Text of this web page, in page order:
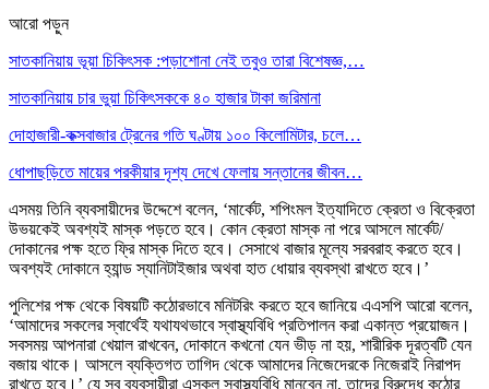
আরো পড়ুন
সাতকানিয়ায় ভূয়া চিকিৎসক :পড়াশোনা নেই তবুও তারা বিশেষজ্ঞ,…
সাতকানিয়ায় চার ভুয়া চিকিৎসককে ৪০ হাজার টাকা জরিমানা
দোহাজারী-কক্সবাজার ট্রেনের গতি ঘণ্টায় ১০০ কিলোমিটার, চলে…
ধোপাছড়িতে মায়ের পরকীয়ার দৃশ্য দেখে ফেলায় সন্তানের জীবন…
এসময় তিনি ব্যবসায়ীদের উদ্দেশে বলেন, ‘মার্কেট, শপিংমল ইত্যাদিতে ক্রেতা ও বিক্রেতা
উভয়কেই অবশ্যই মাস্ক পড়তে হবে। কোন ক্রেতা মাস্ক না পরে আসলে মার্কেট/
দোকানের পক্ষ হতে ফ্রি মাস্ক দিতে হবে। সেসাথে বাজার মূল্যে সরবরাহ করতে হবে।
অবশ্যই দোকানে হ্যান্ড স্যানিটাইজার অথবা হাত ধোয়ার ব্যবস্থা রাখতে হবে।’
পুলিশের পক্ষ থেকে বিষয়টি কঠোরভাবে মনিটরিং করতে হবে জানিয়ে এএসপি আরো বলেন,
‘আমাদের সকলের স্বার্থেই যথাযথভাবে স্বাস্থ্যবিধি প্রতিপালন করা একান্ত প্রয়োজন।
সবসময় আপনারা খেয়াল রাখবেন, দোকানে কখনো যেন ভীড় না হয়, শারীরিক দূরত্বটি যেন
বজায় থাকে। আসলে ব্যক্তিগত তাগিদ থেকে আমাদের নিজেদেরকে নিজেরাই নিরাপদ
রাখতে হবে।’ যে সব ব্যবসায়ীরা এসকল স্বাস্থ্যবিধি মানবেন না, তাদের বিরুদ্ধে কঠোর